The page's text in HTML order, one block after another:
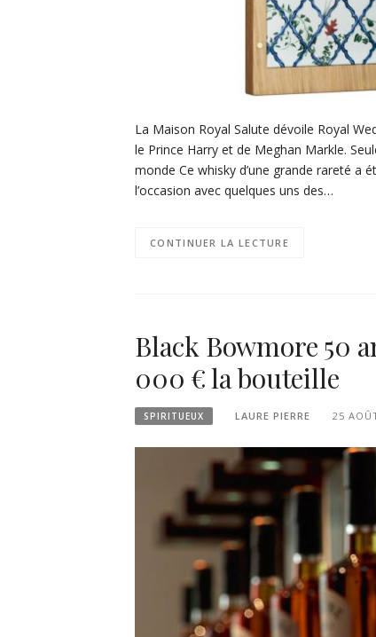
La Maison Royal Salute dévoile Royal
le Prince Harry et de Meghan Markle.
monde Ce whisky d’une grande rareté a
l’occasion avec quelques uns des…
CONTINUER LA LECTURE
Black Bowmore 50
000 € la bouteille
SPIRITUEUX LAURE PIERRE 25